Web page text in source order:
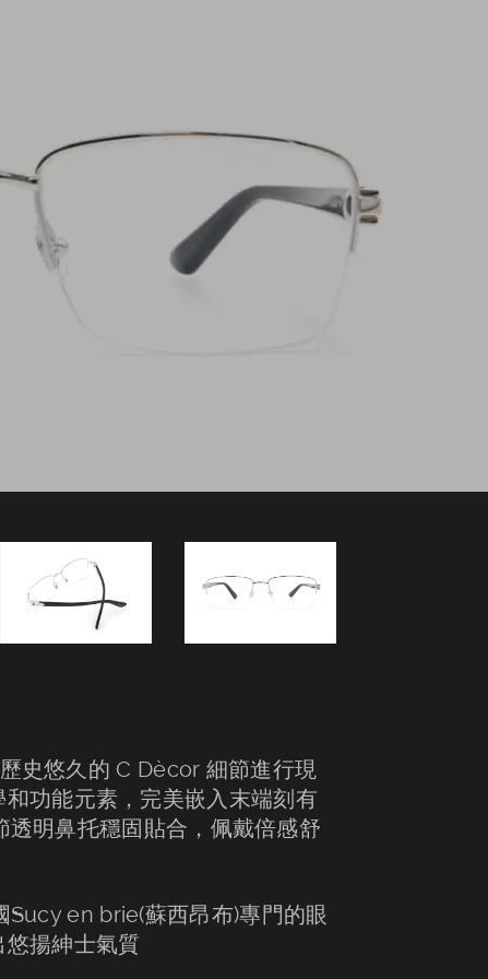
史悠久的 C Dècor 細節進行現
功能元素，完美嵌入末端刻有
明鼻托穩固貼合，佩戴倍感舒
en brie(蘇西昂布)專門的眼
揚紳士氣質